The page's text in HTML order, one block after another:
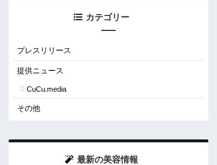
カテゴリー
プレスリリース
提供ニュース
CuCu.media
その他
最新の美容情報